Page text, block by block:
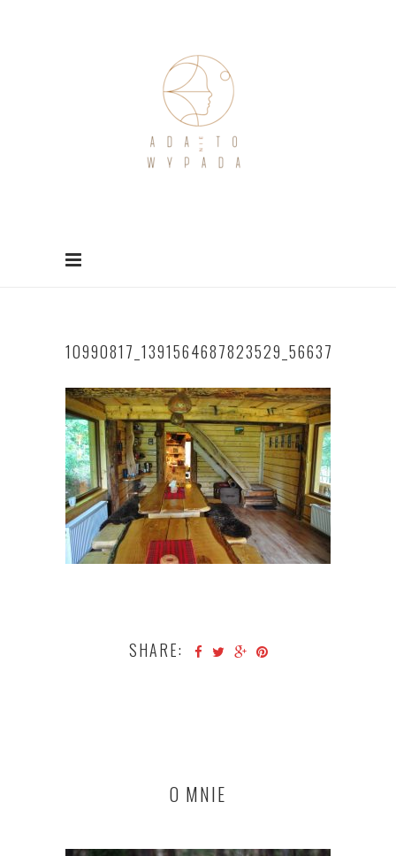
SHARE:
O MNIE